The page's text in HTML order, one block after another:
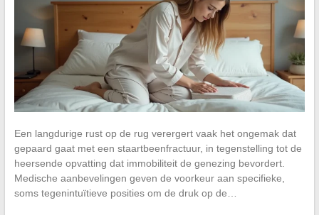
Een langdurige rust op de rug verergert vaak het ongemak dat
gepaard gaat met een staartbeenfractuur, in tegenstelling tot de
heersende opvatting dat immobiliteit de genezing bevordert.
Medische aanbevelingen geven de voorkeur aan specifieke,
soms tegenintuïtieve posities om de druk op de…